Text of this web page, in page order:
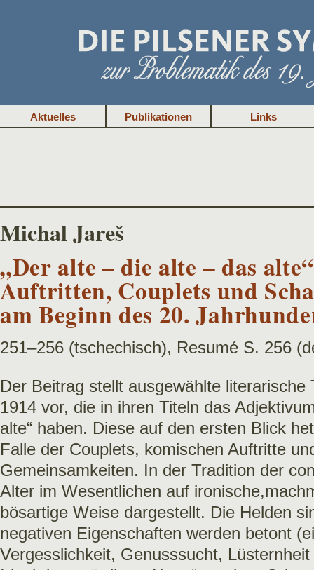
Aktuelles Publikationen Links
Michal Jareš
„Der alte – die alte – das
Auftritten, Couplets und
am Beginn des 20.
251–256 (tschechisch), Resumé S. 256
Der Beitrag stellt ausgewählte literarische
1914 vor, die in ihren Titeln das
alte“ haben. Diese auf den ersten Blick
Falle der Couplets, komischen Auftritte
Gemeinsamkeiten. In der Tradition der
Alter im Wesentlichen auf
bösartige Weise dargestellt. Die Helden
negativen Eigenschaften werden betont
Vergesslichkeit, Genusssucht,